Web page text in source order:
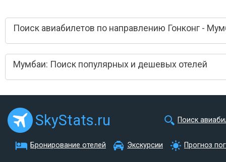
Поиск авиабилетов по направлению Гонконг -
Мумбаи: Поиск популярных и дешевых отелей
SkyStats.ru Поиск
Бронирование отелей Экскурсии Прогноз